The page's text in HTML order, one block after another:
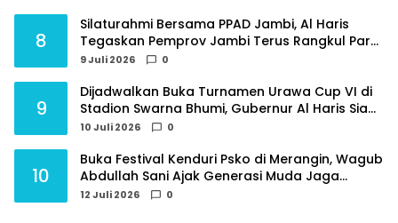
8
Silaturahmi Bersama PPAD Jambi, Al Haris
Tegaskan Pemprov Jambi Terus Rangkul Para
Purnawirawan
9 Juli 2026 0
9
Dijadwalkan Buka Turnamen Urawa Cup VI di
Stadion Swarna Bhumi, Gubernur Al Haris Siap
Berlaga Lawan Tim Urawa
10 Juli 2026 0
10
Buka Festival Kenduri Psko di Merangin, Wagub
Abdullah Sani Ajak Generasi Muda Jaga
Budaya dan Jauhi Narkoba
12 Juli 2026 0